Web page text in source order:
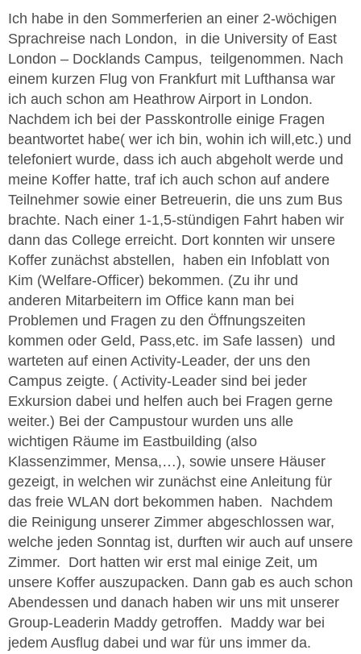
Ich habe in den Sommerferien an einer 2-wöchigen
Sprachreise nach London, in die University of East
London – Docklands Campus, teilgenommen. Nach
einem kurzen Flug von Frankfurt mit Lufthansa war
ich auch schon am Heathrow Airport in London.
Nachdem ich bei der Passkontrolle einige Fragen
beantwortet habe( wer ich bin, wohin ich will,etc.) und
telefoniert wurde, dass ich auch abgeholt werde und
meine Koffer hatte, traf ich auch schon auf andere
Teilnehmer sowie einer Betreuerin, die uns zum Bus
brachte. Nach einer 1-1,5-stündigen Fahrt haben wir
dann das College erreicht. Dort konnten wir unsere
Koffer zunächst abstellen, haben ein Infoblatt von
Kim (Welfare-Officer) bekommen. (Zu ihr und
anderen Mitarbeitern im Office kann man bei
Problemen und Fragen zu den Öffnungszeiten
kommen oder Geld, Pass,etc. im Safe lassen) und
warteten auf einen Activity-Leader, der uns den
Campus zeigte. ( Activity-Leader sind bei jeder
Exkursion dabei und helfen auch bei Fragen gerne
weiter.) Bei der Campustour wurden uns alle
wichtigen Räume im Eastbuilding (also
Klassenzimmer, Mensa,…), sowie unsere Häuser
gezeigt, in welchen wir zunächst eine Anleitung für
das freie WLAN dort bekommen haben. Nachdem
die Reinigung unserer Zimmer abgeschlossen war,
welche jeden Sonntag ist, durften wir auch auf unsere
Zimmer. Dort hatten wir erst mal einige Zeit, um
unsere Koffer auszupacken. Dann gab es auch schon
Abendessen und danach haben wir uns mit unserer
Group-Leaderin Maddy getroffen. Maddy war bei
jedem Ausflug dabei und war für uns immer da.